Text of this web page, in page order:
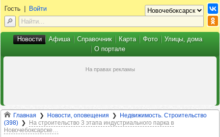
Главная Новости, оповещения
Недвижимость. Строительство
(398)
На строительство 3 этапа индустриального парка в
Новочебоксарске…
Гость| Войти
Новости Афиша Справочник Карта Фото
Улицы, дома
О портале